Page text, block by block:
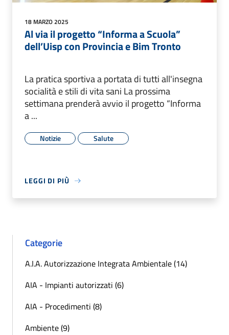
18 MARZO 2025
Al via il progetto “Informa a Scuola”
dell’Uisp con Provincia e Bim Tronto
La pratica sportiva a portata di tutti all'insegna
socialità e stili di vita sani La prossima
settimana prenderà avvio il progetto “Informa
a ...
Notizie Salute
LEGGI DI PIÙ
Categorie
A.I.A. Autorizzazione Integrata Ambientale (14)
AIA - Impianti autorizzati (6)
AIA - Procedimenti (8)
Ambiente (9)